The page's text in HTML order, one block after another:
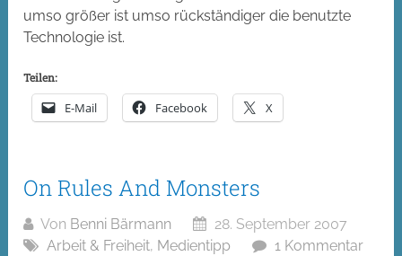
umso größer ist umso rückständiger die benutzte
Technologie ist.
Teilen:
E-Mail Facebook X
On Rules And Monsters
Von Benni Bärmann
28. September 2007
Arbeit & Freiheit, Medientipp 1 Kommentar